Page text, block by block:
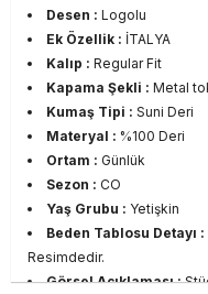
Desen : Logolu
Ek Özellik : İTALYA
Kalıp : Regular Fit
Kapama Şekli : Metal
Kumaş Tipi : Suni Deri
Materyal : %100 Deri
Ortam : Günlük
Sezon : CO
Yaş Grubu : Yetişkin
Beden Tablosu Detayı :
Resimdedir.
Görsel Açıklaması :